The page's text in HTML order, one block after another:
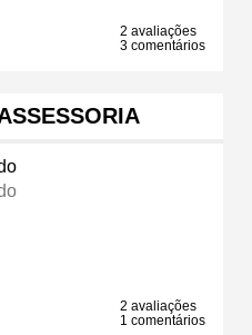
2 avaliações
3 comentários
2 avaliações
1 comentários